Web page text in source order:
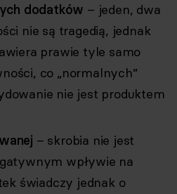
dodatków – jeden, dwa
nie są tragedią, jednak
prawie tyle samo
co „normalnych”
nie jest produktem
– skrobia nie jest
wpływie na
świadczy jednak o